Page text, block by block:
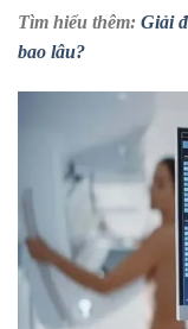
Tìm hiểu thêm: Giải
bao lâu?